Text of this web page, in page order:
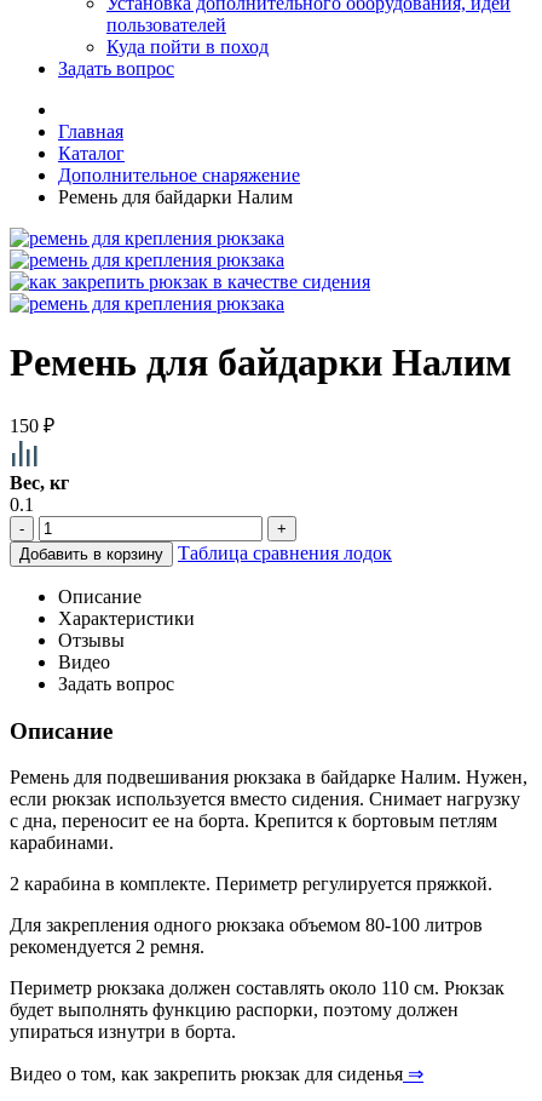
пользователей
Куда пойти в поход
Задать вопрос
Главная
Каталог
Дополнительное снаряжение
Ремень для байдарки Налим
Ремень для байдарки Налим
150 ₽
Вес, кг
0.1
- +
Таблица сравнения лодок
Описание
Характеристики
Отзывы
Видео
Задать вопрос
Описание
Ремень для подвешивания рюкзака в байдарке Налим. Нужен,
если рюкзак используется вместо сидения. Снимает нагрузку
с дна, переносит ее на борта. Крепится к бортовым петлям
карабинами.
2 карабина в комплекте. Периметр регулируется пряжкой.
Для закрепления одного рюкзака объемом 80-100 литров
рекомендуется 2 ремня.
Периметр рюкзака должен составлять около 110 см. Рюкзак
будет выполнять функцию распорки, поэтому должен
упираться изнутри в борта.
Видео о том, как закрепить рюкзак для сиденья ⇒